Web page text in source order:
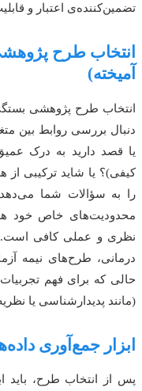
تضمین‌کننده‌ی اعتبار و
انتخاب طرح
آمیخته)
انتخاب طرح پژوهشی
دنبال بررسی روابط بین
یا قصد دارید به درک
کیفی)؟ یا شاید ترکیبی از
را به سؤالات شما
محدودیت‌های خاص خود
نظری و عملی کافی است.
درمانی، طرح‌های نیمه
حالی که برای فهم
(مانند پدیدارشناسی یا
ابزار جمع‌آوری
پس از انتخاب طرح، باید